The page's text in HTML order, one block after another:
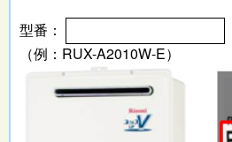
型番：
（例：RUX-A2010W-E）